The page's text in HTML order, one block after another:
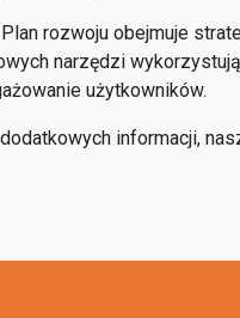
rozwoju obejmuje
narzędzi
użytkowników.
informacji,